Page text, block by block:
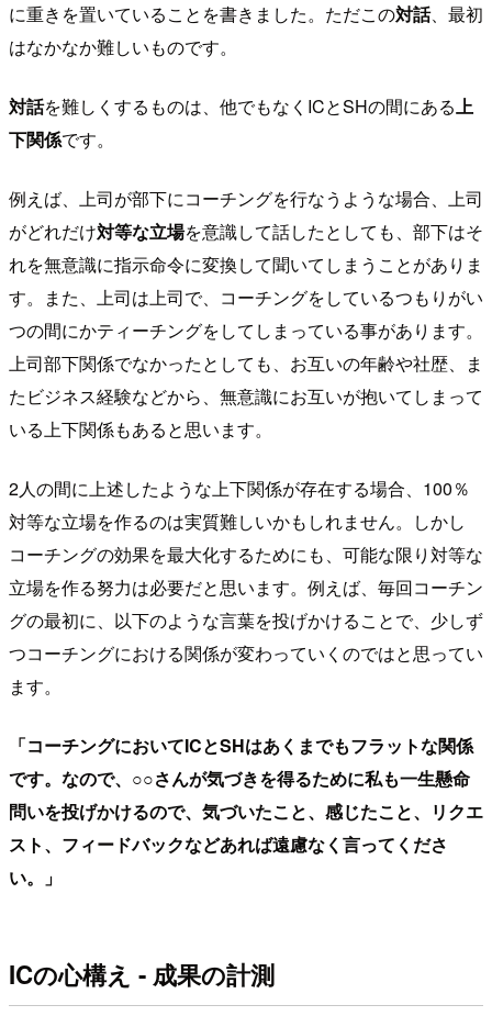
に重きを置いていることを書きました。ただこの対話、最初
はなかなか難しいものです。
対話を難しくするものは、他でもなくICとSHの間にある上
下関係です。
例えば、上司が部下にコーチングを行なうような場合、上司
がどれだけ対等な立場を意識して話したとしても、部下はそ
れを無意識に指示命令に変換して聞いてしまうことがありま
す。また、上司は上司で、コーチングをしているつもりがい
つの間にかティーチングをしてしまっている事があります。
上司部下関係でなかったとしても、お互いの年齢や社歴、ま
たビジネス経験などから、無意識にお互いが抱いてしまって
いる上下関係もあると思います。
2人の間に上述したような上下関係が存在する場合、100％
対等な立場を作るのは実質難しいかもしれません。しかし
コーチングの効果を最大化するためにも、可能な限り対等な
立場を作る努力は必要だと思います。例えば、毎回コーチン
グの最初に、以下のような言葉を投げかけることで、少しず
つコーチングにおける関係が変わっていくのではと思ってい
ます。
「コーチングにおいてICとSHはあくまでもフラットな関係
です。なので、○○さんが気づきを得るために私も一生懸命
問いを投げかけるので、気づいたこと、感じたこと、リクエ
スト、フィードバックなどあれば遠慮なく言ってくださ
い。」
ICの心構え - 成果の計測